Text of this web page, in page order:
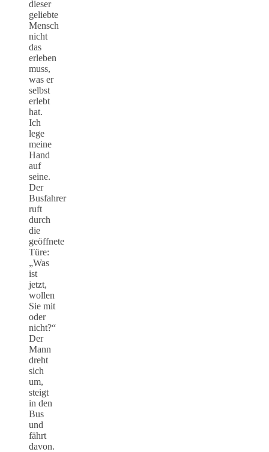
dieser
geliebte
Mensch
nicht
das
erleben
muss,
was er
selbst
erlebt
hat.
Ich
lege
meine
Hand
auf
seine.
Der
Busfahrer
ruft
durch
die
geöffnete
Türe:
„Was
ist
jetzt,
wollen
Sie mit
oder
nicht?“
Der
Mann
dreht
sich
um,
steigt
in den
Bus
und
fährt
davon.